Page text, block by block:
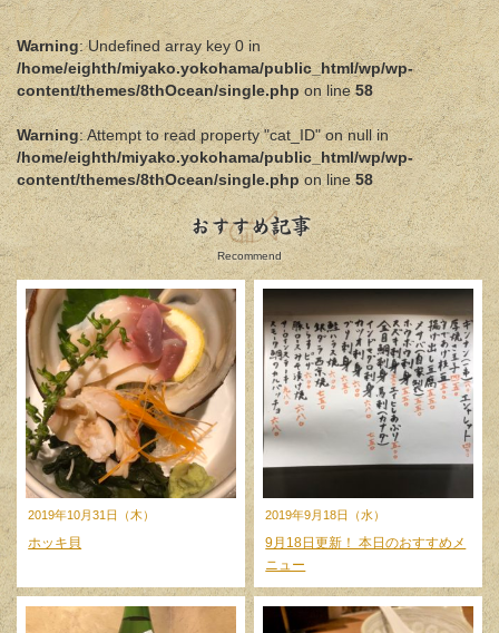
Warning: Undefined array key 0 in
/home/eighth/miyako.yokohama/public_html/wp/wp-
content/themes/8thOcean/single.phpon line58
Warning: Attempt to read property "cat_ID" on null in
/home/eighth/miyako.yokohama/public_html/wp/wp-
content/themes/8thOcean/single.phpon line58
おすすめ記事
Recommend
2019年10月31日（木）
ホッキ貝
2019年9月18日（水）
9月18日更新！ 本日のおすすめメ
ニュー